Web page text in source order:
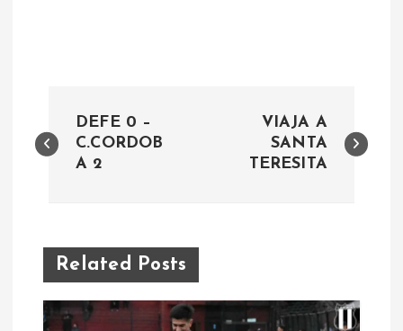
a
e
g
DEFE 0 –
C.CORDOB
A 2
VIAJA A
SANTA
TERESITA
Related Posts